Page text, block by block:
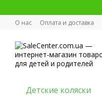
О нас Оплата и доставка
Детские коляски